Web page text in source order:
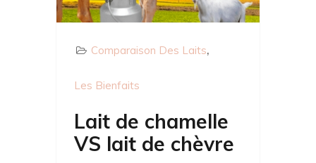
Comparaison Des Laits
Les Bienfaits
Lait de chamelle
VS lait de chèvre